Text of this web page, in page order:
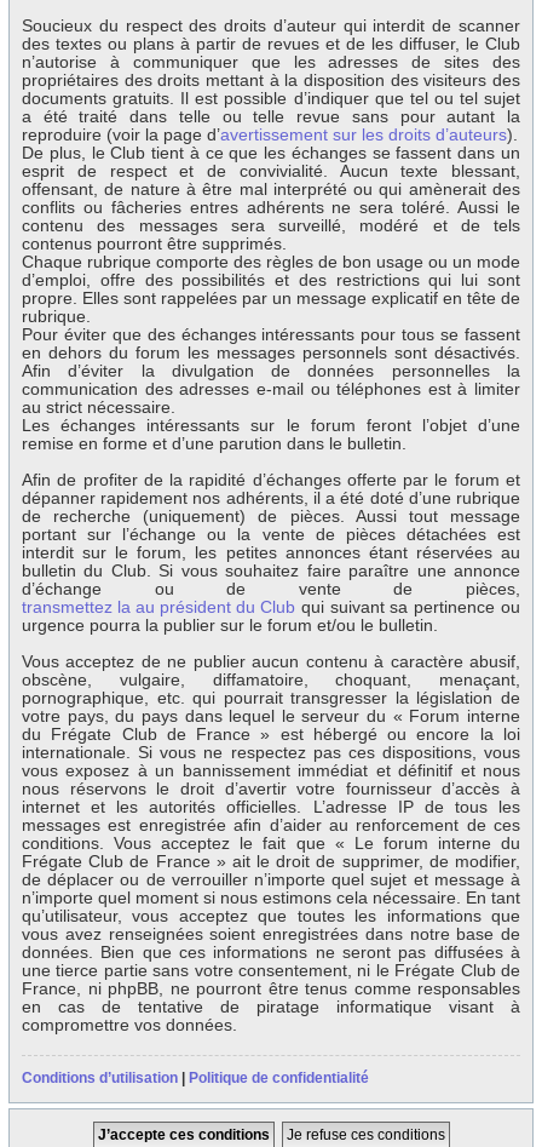
Soucieux du respect des droits d’auteur qui interdit de scanner
des textes ou plans à partir de revues et de les diffuser, le Club
n’autorise à communiquer que les adresses de sites des
propriétaires des droits mettant à la disposition des visiteurs des
documents gratuits. Il est possible d’indiquer que tel ou tel sujet
a été traité dans telle ou telle revue sans pour autant la
reproduire (voir la page d’avertissement sur les droits d’auteurs).
De plus, le Club tient à ce que les échanges se fassent dans un
esprit de respect et de convivialité. Aucun texte blessant,
offensant, de nature à être mal interprété ou qui amènerait des
conflits ou fâcheries entres adhérents ne sera toléré. Aussi le
contenu des messages sera surveillé, modéré et de tels
contenus pourront être supprimés.
Chaque rubrique comporte des règles de bon usage ou un mode
d’emploi, offre des possibilités et des restrictions qui lui sont
propre. Elles sont rappelées par un message explicatif en tête de
rubrique.
Pour éviter que des échanges intéressants pour tous se fassent
en dehors du forum les messages personnels sont désactivés.
Afin d’éviter la divulgation de données personnelles la
communication des adresses e-mail ou téléphones est à limiter
au strict nécessaire.
Les échanges intéressants sur le forum feront l’objet d’une
remise en forme et d’une parution dans le bulletin.
Afin de profiter de la rapidité d’échanges offerte par le forum et
dépanner rapidement nos adhérents, il a été doté d’une rubrique
de recherche (uniquement) de pièces. Aussi tout message
portant sur l’échange ou la vente de pièces détachées est
interdit sur le forum, les petites annonces étant réservées au
bulletin du Club. Si vous souhaitez faire paraître une annonce
d’échange ou de vente de pièces,
transmettez la au président du Club qui suivant sa pertinence ou
urgence pourra la publier sur le forum et/ou le bulletin.
Vous acceptez de ne publier aucun contenu à caractère abusif,
obscène, vulgaire, diffamatoire, choquant, menaçant,
pornographique, etc. qui pourrait transgresser la législation de
votre pays, du pays dans lequel le serveur du « Forum interne
du Frégate Club de France » est hébergé ou encore la loi
internationale. Si vous ne respectez pas ces dispositions, vous
vous exposez à un bannissement immédiat et définitif et nous
nous réservons le droit d’avertir votre fournisseur d’accès à
internet et les autorités officielles. L’adresse IP de tous les
messages est enregistrée afin d’aider au renforcement de ces
conditions. Vous acceptez le fait que « Le forum interne du
Frégate Club de France » ait le droit de supprimer, de modifier,
de déplacer ou de verrouiller n’importe quel sujet et message à
n’importe quel moment si nous estimons cela nécessaire. En tant
qu’utilisateur, vous acceptez que toutes les informations que
vous avez renseignées soient enregistrées dans notre base de
données. Bien que ces informations ne seront pas diffusées à
une tierce partie sans votre consentement, ni le Frégate Club de
France, ni phpBB, ne pourront être tenus comme responsables
en cas de tentative de piratage informatique visant à
compromettre vos données.
Conditions d’utilisation Politique de confidentialité